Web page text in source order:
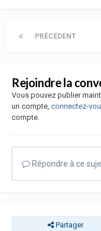
PRÉCÉDENT
Rejoindre la
Vous pouvez publier
un compte, connectez-
compte.
Répondre à ce
Partager